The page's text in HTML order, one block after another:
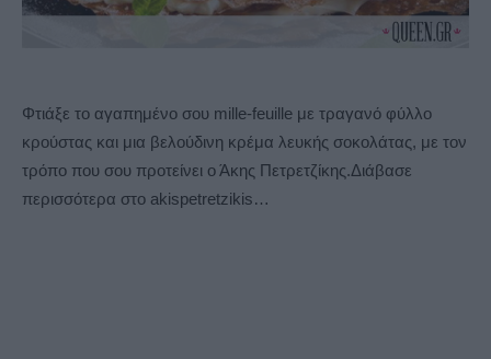
Φτιάξε το αγαπημένο σου mille-feuille με τραγανό φύλλο
κρούστας και μια βελούδινη κρέμα λευκής σοκολάτας, με τον
τρόπο που σου προτείνει ο Άκης Πετρετζίκης.Διάβασε
περισσότερα στο akispetretzikis…